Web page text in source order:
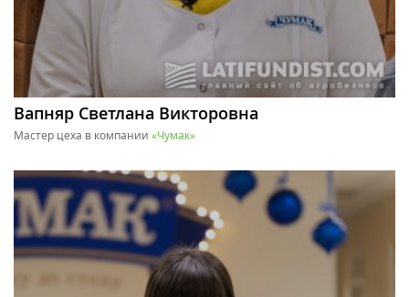
Вапняр Светлана Викторовна
Мастер цеха в компании «Чумак»